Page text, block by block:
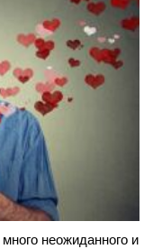
неожиданного и